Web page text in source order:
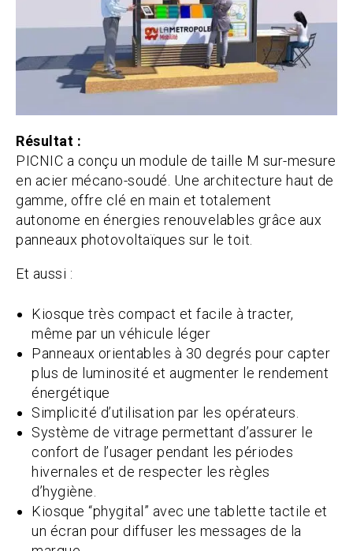
Résultat :
PICNIC a conçu un module de taille M sur-mesure
en acier mécano-soudé. Une architecture haut de
gamme, offre clé en main et totalement
autonome en énergies renouvelables grâce aux
panneaux photovoltaïques sur le toit.
Et aussi :
Kiosque très compact et facile à tracter,
même par un véhicule léger
Panneaux orientables à 30 degrés pour capter
plus de luminosité et augmenter le rendement
énergétique
Simplicité d’utilisation par les opérateurs.
Système de vitrage permettant d’assurer le
confort de l’usager pendant les périodes
hivernales et de respecter les règles
d’hygiène.
Kiosque “phygital” avec une tablette tactile et
un écran pour diffuser les messages de la